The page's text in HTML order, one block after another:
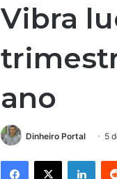
Vibra
ano
Dinheiro Portal 5
Facebook
X